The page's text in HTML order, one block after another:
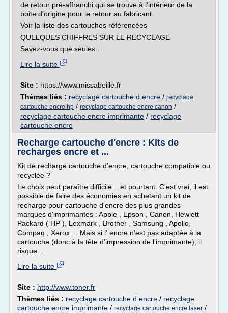
de retour pré-affranchi qui se trouve à l'intérieur de la
boite d'origine pour le retour au fabricant.
Voir la liste des cartouches référencées
QUELQUES CHIFFRES SUR LE RECYCLAGE
Savez-vous que seules...
Lire la suite
Site : https://www.missabeille.fr
Thèmes liés : recyclage cartouche d encre / recyclage
cartouche encre hp / recyclage cartouche encre canon /
recyclage cartouche encre imprimante / recyclage
cartouche encre
Recharge cartouche d'encre : Kits de
recharges encre et ...
Kit de recharge cartouche d'encre, cartouche compatible ou
recyclée ?
Le choix peut paraître difficile ...et pourtant. C'est vrai, il est
possible de faire des économies en achetant un kit de
recharge pour cartouche d'encre des plus grandes
marques d'imprimantes : Apple , Epson , Canon, Hewlett
Packard ( HP ), Lexmark , Brother , Samsung , Apollo,
Compaq , Xerox ... Mais si l' encre n'est pas adaptée à la
cartouche (donc à la tête d'impression de l'imprimante), il
risque...
Lire la suite
Site : http://www.toner.fr
Thèmes liés : recyclage cartouche d encre / recyclage
cartouche encre imprimante / recyclage cartouche encre laser /